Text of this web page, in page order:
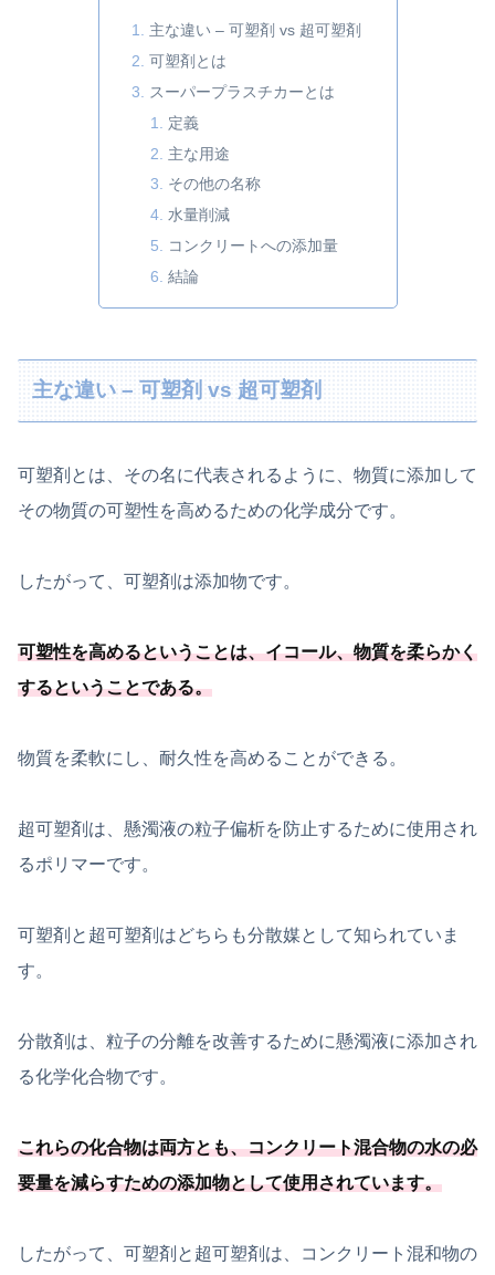
主な違い – 可塑剤 vs 超可塑剤
可塑剤とは
スーパープラスチカーとは
定義
主な用途
その他の名称
水量削減
コンクリートへの添加量
結論
主な違い – 可塑剤 vs 超可塑剤
可塑剤とは、その名に代表されるように、物質に添加して
その物質の可塑性を高めるための化学成分です。
したがって、可塑剤は添加物です。
可塑性を高めるということは、イコール、物質を柔らかく
するということである。
物質を柔軟にし、耐久性を高めることができる。
超可塑剤は、懸濁液の粒子偏析を防止するために使用され
るポリマーです。
可塑剤と超可塑剤はどちらも分散媒として知られていま
す。
分散剤は、粒子の分離を改善するために懸濁液に添加され
る化学化合物です。
これらの化合物は両方とも、コンクリート混合物の水の必
要量を減らすための添加物として使用されています。
したがって、可塑剤と超可塑剤は、コンクリート混和物の